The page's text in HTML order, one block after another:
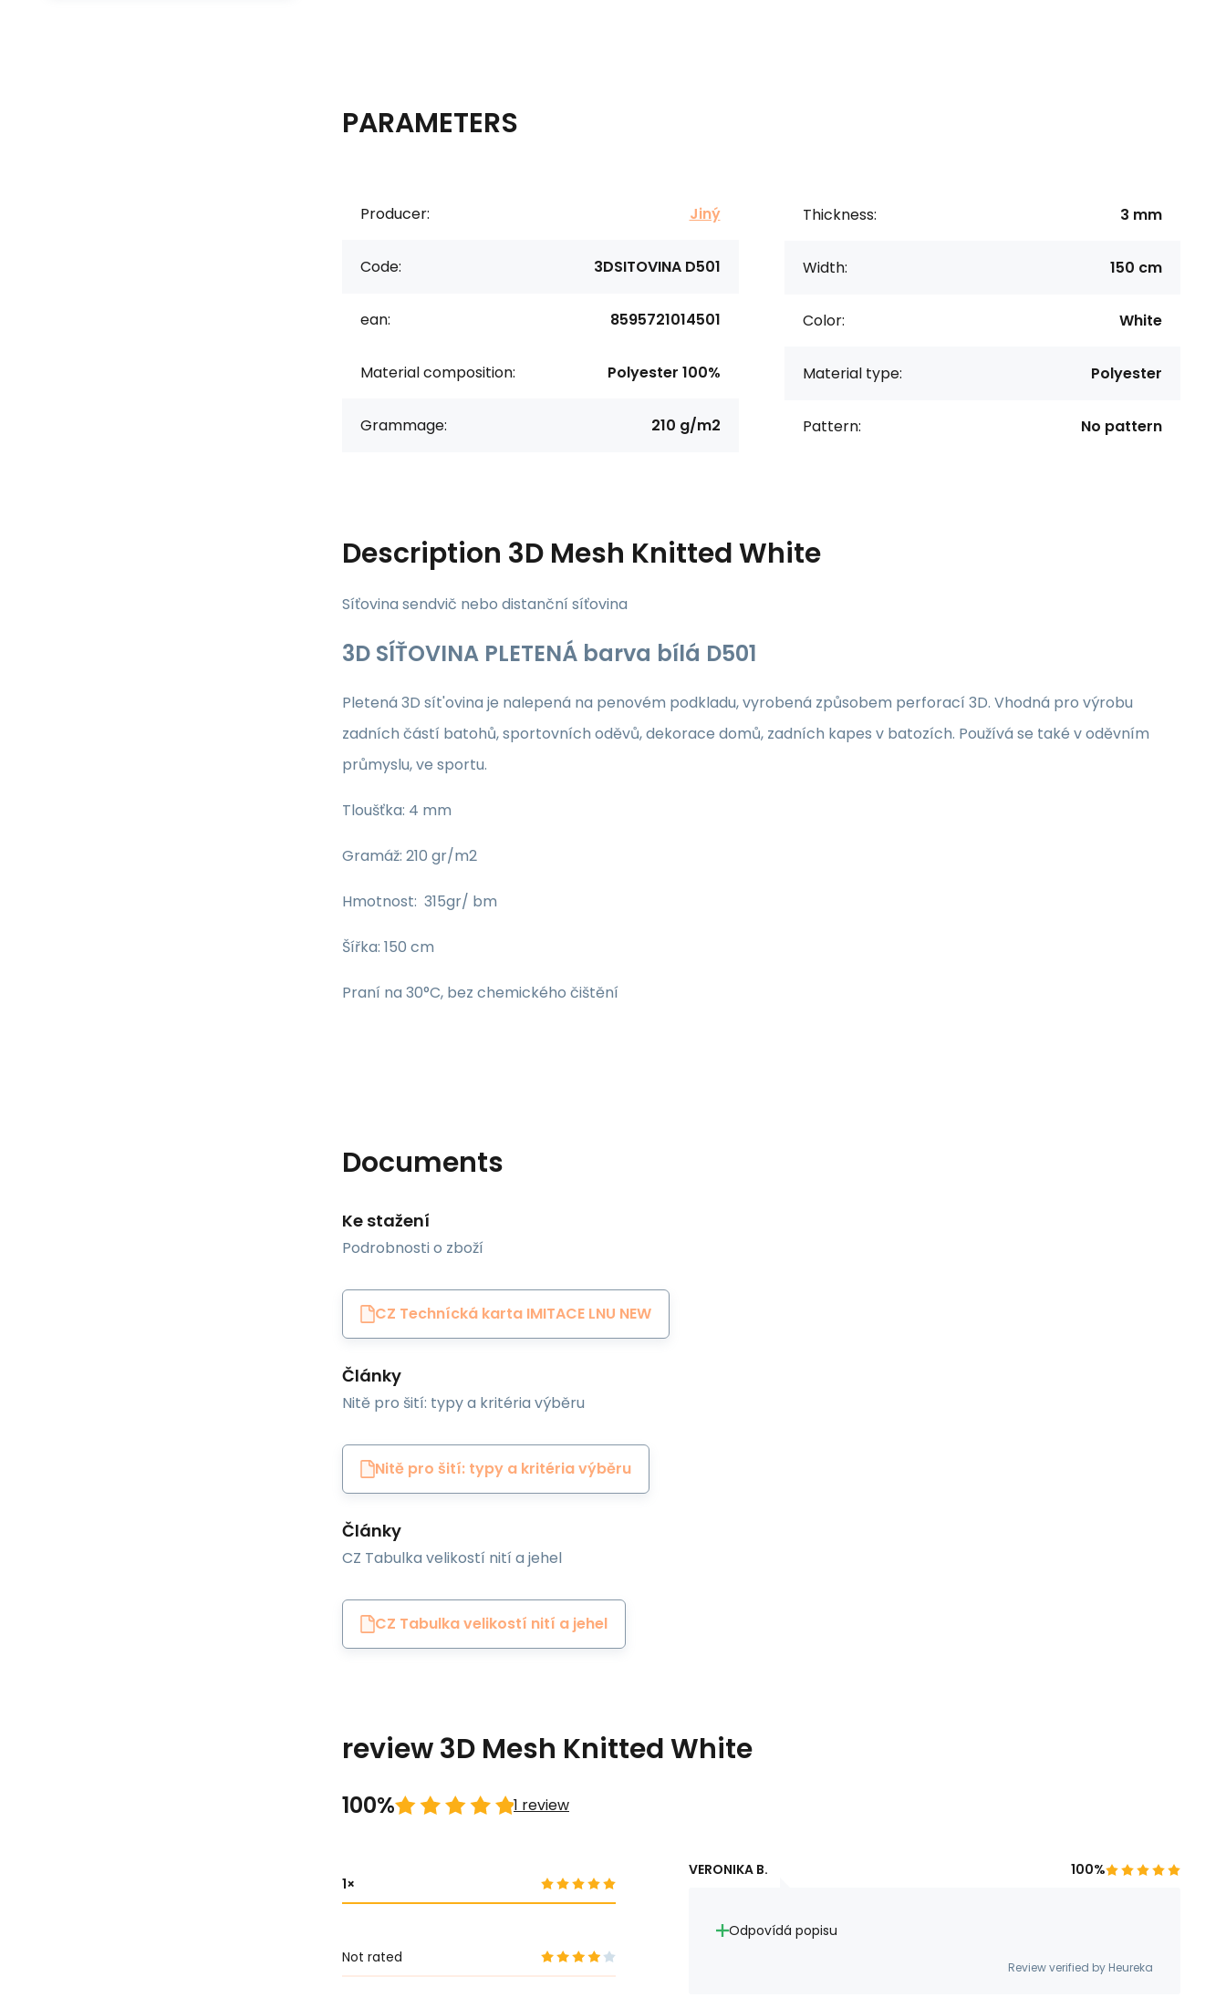
PARAMETERS
Producer: Jiný
Code: 3DSITOVINA D501
ean: 8595721014501
Material composition: Polyester 100%
Grammage: 210 g/m2
Thickness: 3 mm
Width: 150 cm
Color: White
Material type: Polyester
Pattern: No pattern
Description 3D Mesh Knitted White
Síťovina sendvič nebo distanční síťovina
3D SÍŤOVINA PLETENÁ barva bílá D501
Pletená 3D sít'ovina je nalepená na penovém podkladu, vyrobená způsobem perforací 3D. Vhodná pro výrobu
zadních částí batohů, sportovních oděvů, dekorace domů, zadních kapes v batozích. Používá se také v oděvním
průmyslu, ve sportu.
Tloušťka: 4 mm
Gramáž: 210 gr/m2
Hmotnost: 315gr/ bm
Šířka: 150 cm
Praní na 30°C, bez chemického čištění
Documents
Ke stažení
Podrobnosti o zboží
CZ Technícká karta IMITACE LNU NEW
Články
Nitě pro šití: typy a kritéria výběru
Nitě pro šití: typy a kritéria výběru
Články
CZ Tabulka velikostí nití a jehel
CZ Tabulka velikostí nití a jehel
review 3D Mesh Knitted White
100% 1 review
1
Not rated
VERONIKA B. 100%
Odpovídá popisu
Review verified by Heureka